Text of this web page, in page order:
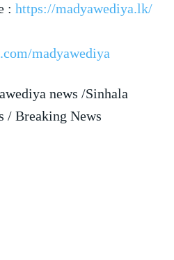
: https://madyawediya.lk/
madyawediya
news /Sinhala
/ Breaking News